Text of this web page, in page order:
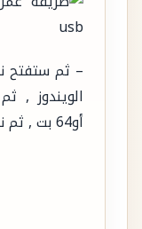
– ثم ستفتح
أو64 بت , ثم نضغط التالي (next) .